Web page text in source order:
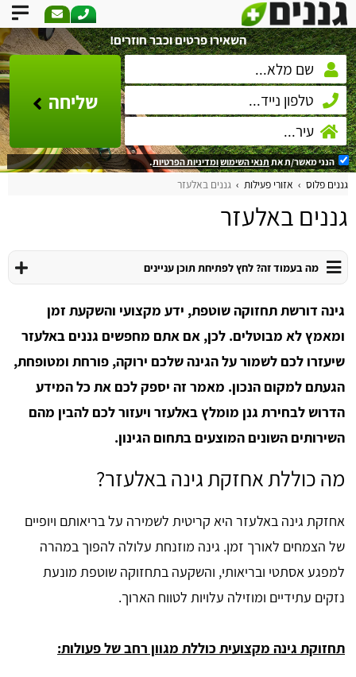
השאירו פרטים וכבר חוזרים!
שליחה
הנני מאשר/ת אתתנאי השימושומדיניות הפרטיות.
גננים פלוס אזורי פעילות גננים באלעזר
גננים באלעזר
מה בעמוד זה? לחץ לפתיחת תוכן עניינים
גינה דורשת תחזוקה שוטפת, ידע מקצועי והשקעת זמן
ומאמץ לא מבוטלים. לכן, אם אתם מחפשים גננים באלעזר
שיעזרו לכם לשמור על הגינה שלכם ירוקה, פורחת ומטופחת,
הגעתם למקום הנכון. מאמר זה יספק לכם את כל המידע
הדרוש לבחירת גנן מומלץ באלעזר ויעזור לכם להבין מהם
השירותים השונים המוצעים בתחום הגינון.
מה כוללת אחזקת גינה באלעזר?
אחזקת גינה באלעזר היא קריטית לשמירה על בריאותם ויופיים
של הצמחים לאורך זמן. גינה מוזנחת עלולה להפוך במהרה
למפגע אסתטי ובריאותי, והשקעה בתחזוקה שוטפת מונעת
נזקים עתידיים ומוזילה עלויות לטווח הארוך.
תחזוקת גינה מקצועית כוללת מגוון רחב של פעולות: